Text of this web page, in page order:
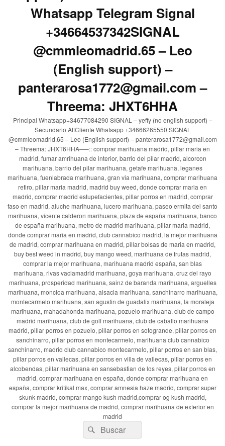
Whatsapp Telegram Signal
+34664537342SIGNAL
@cmmleomadrid.65 – Leo
(English support) –
panterarosa1772@gmail.com –
Threema: JHXT6HHA
Principal Whatsapp+34677084290 SIGNAL – yeffy (no english support) –
Secundario AttCliente Whatsapp +34666265550 SIGNAL
@cmmleomadrid.65 – Leo (English support) – panterarosa1772@gmail.com
– Threema: JHXT6HHA—–:: comprar marihuana madrid, pillar maria en
madrid, fumar amrihuana de interior, barrio del pilar madrid, alcorcon
marihuana, barrio del pilar marihuana, getafe marihuana, leganes
marihuana, fuenlabrada marihuana, gran via marihuana, comprar marihuana
retiro, pillar maria madrid, madrid buy weed, donde comprar maria en
madrid, comprar madrid estupefacientes, pillar porros en madrid, comprar
faso en madrid, aluche marihuana, lucero marihuana, paseo ermita del santo
marihuana, vicente calderon marihuana, plaza de españa marihuana, banco
de españa marihuana, metro de madrid marihuana, pillar maria madrid,
donde comprar maria en madrid, club cannabico madrid, la mejor marihuana
de madrid, comprar marihuana en madrid, pillar bolsas de maria en madrid,
buy best weed in madrid, buy mango weed, marihuana de frutas madrid,
comprar la mejor marihuana, marihuana madrid españa, san blas
marihuana, rivas vaciamadrid marihuana, goya marihuana, cruz del rayo
marihuana, prosperidad marihuana, sainz de baranda marihuana, arguelles
marihuana, moncloa marihuana, alsacia marihuana, sanchinarro marihuana,
montecarmelo marihuana, san agustin de guadalix marihuana, la moraleja
marihuana, mahadahonda marihuana, pozuelo marihuana, club de campo
madrid marihuana, club de golf marihuana, club de caballo marihuana
madrid, pillar porros en pozuelo, pillar porros en sotogrande, pillar porros en
sanchinarro, pillar porros en montecarmelo, marihuana club cannabico
sanchinarro, madrid club cannabico montecarmelo, pillar porros en san blas,
pillar porros en vallecas, pillar porros en villa de vallecas, pillar porros en
alcobendas, pillar marihuana en sansebastian de los reyes, pillar porros en
madrid, comprar marihuana en españa, donde comprar marihuana en
españa, comprar kritikal max, comprar amnesia haze madrid, comprar super
skunk madrid, comprar mango kush madrid,comprar og kush madrid,
comprar la mejor marihuana de madrid, comprar marihuana de exterior en
madrid
Buscar
por:
Buscar